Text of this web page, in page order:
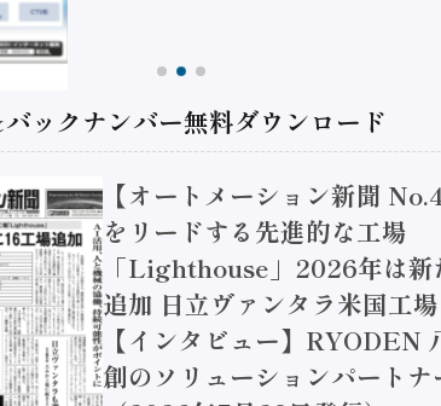
ックナンバー無料ダウンロード
【オートメーション新聞
をリードする先進的な工場
「Lighthouse」2026年は新
追加 日立ヴァンタラ米国工
【インタビュー】RYODEN
創のソリューションパート